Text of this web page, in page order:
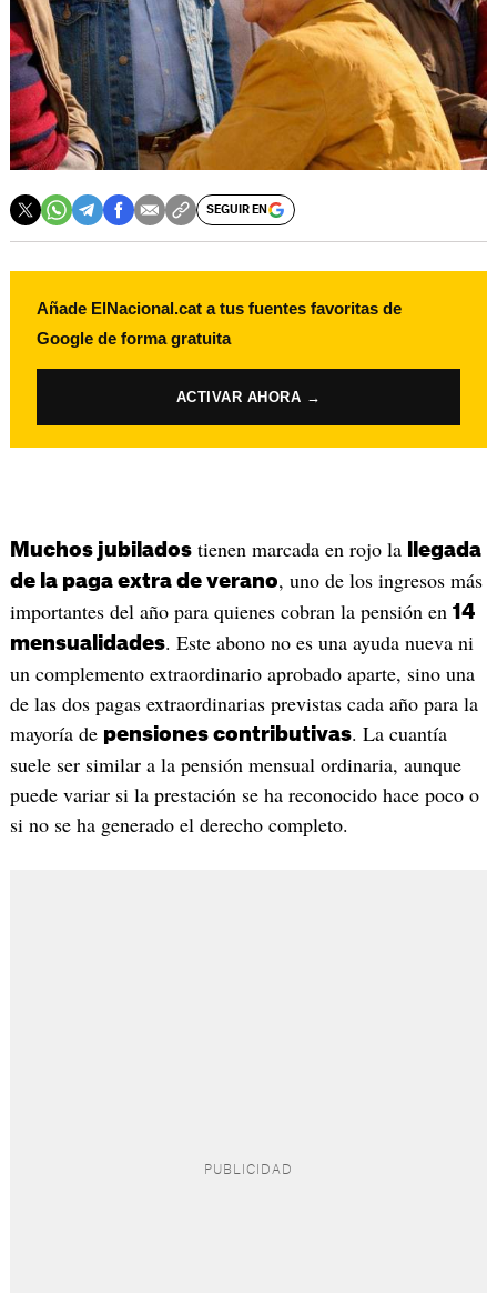
SEGUIR EN
Añade ElNacional.cat a tus fuentes favoritas de
Google de forma gratuita
ACTIVAR AHORA →
Muchos jubiladostienen marcada en rojo la
llegada
de la paga extra de verano, uno de los ingresos más
importantes del año para quienes cobran la pensión en 14
mensualidades. Este abono no es una ayuda nueva ni
un complemento extraordinario aprobado aparte, sino una
de las dos pagas extraordinarias previstas cada año para la
mayoría de pensiones contributivas. La cuantía
suele ser similar a la pensión mensual ordinaria, aunque
puede variar si la prestación se ha reconocido hace poco o
si no se ha generado el derecho completo.